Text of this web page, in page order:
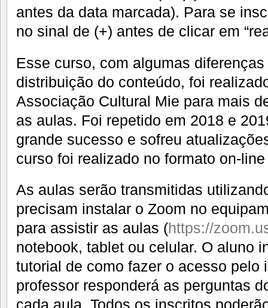
antes da data marcada). Para se
no sinal de (+) antes de clicar em
Esse curso, com algumas diferenças
distribuição do conteúdo, foi
Associação Cultural Mie para mais
as aulas. Foi repetido em 2018 e
grande sucesso e sofreu
curso foi realizado no formato on-
As aulas serão transmitidas
precisam instalar o Zoom no
para assistir as aulas (https://
notebook, tablet ou celular. O aluno
tutorial de como fazer o acesso pelo
professor responderá as perguntas
cada aula. Todos os inscritos